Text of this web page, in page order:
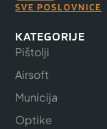
SVE POSLOVNICE
KATEGORIJE
Pištolji
Airsoft
Municija
Optike